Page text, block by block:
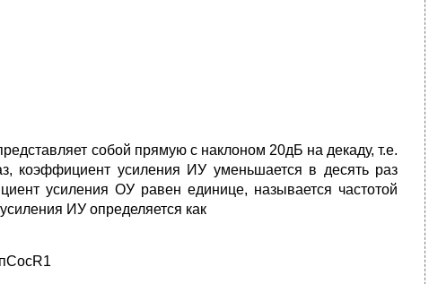
собой прямую с наклоном 20дБ на декаду, т.е.
коэффициент усиления ИУ уменьшается в десять раз
усиления ОУ равен единице, называется частотой
ИУ определяется как